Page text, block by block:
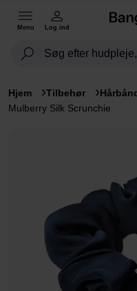
Menu Log ind
Hjem Tilbehør
Mulberry Silk Scrunchie